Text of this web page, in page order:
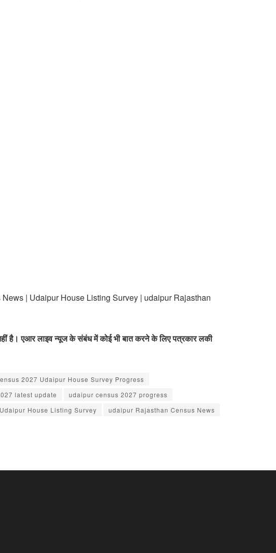
| Udaipur House Listing Survey | udaipur Rajasthan
है। एआर लाइव न्यूज के संबंध में कोई भी बात करने के लिए पत्रकार लकी
2027 Udaipur House Survey Progress
latest update
udaipur census 2027 progress
Udaipur House Listing Survey
udaipur Rajasthan Census News